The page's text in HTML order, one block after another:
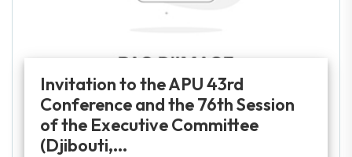
Invitation to the APU 43rd
Conference and the 76th Session
of the Executive Committee
(Djibouti,...